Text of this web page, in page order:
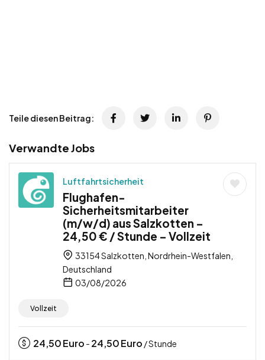
Teile diesen Beitrag:
Verwandte Jobs
Luftfahrtsicherheit
Flughafen-
Sicherheitsmitarbeiter
(m/w/d) aus Salzkotten –
24,50 € / Stunde – Vollzeit
33154 Salzkotten, Nordrhein-Westfalen,
Deutschland
03/08/2026
Vollzeit
24,50Euro - 24,50Euro / Stunde